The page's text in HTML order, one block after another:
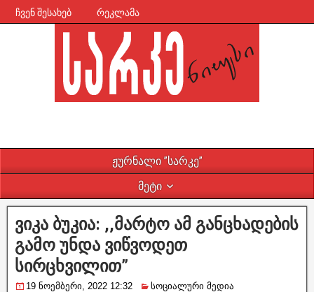
ჩვენ შესახებ რეკლამა
ჟურნალი ”სარკე”
მეტი
ვიკა ბუკია: ,,მარტო ამ განცხადების
გამო უნდა ვიწვოდეთ
სირცხვილით”
19 ნოემბერი, 2022 12:32 სოციალური მედია